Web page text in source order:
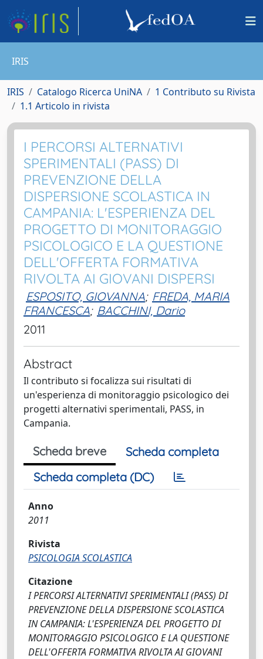
IRIS
IRIS Catalogo Ricerca UniNA
1 Contributo su Rivista
1.1 Articolo in rivista
I PERCORSI ALTERNATIVI
SPERIMENTALI (PASS) DI
PREVENZIONE DELLA
DISPERSIONE SCOLASTICA IN
CAMPANIA: L'ESPERIENZA DEL
PROGETTO DI MONITORAGGIO
PSICOLOGICO E LA QUESTIONE
DELL'OFFERTA FORMATIVA
RIVOLTA AI GIOVANI DISPERSI
ESPOSITO, GIOVANNA; FREDA, MARIA
FRANCESCA; BACCHINI, Dario
2011
Abstract
Il contributo si focalizza sui risultati di
un'esperienza di monitoraggio psicologico dei
progetti alternativi sperimentali, PASS, in
Campania.
Scheda breve
Scheda completa
Scheda completa (DC)
Anno
2011
Rivista
PSICOLOGIA SCOLASTICA
Citazione
I PERCORSI ALTERNATIVI SPERIMENTALI (PASS) DI
PREVENZIONE DELLA DISPERSIONE SCOLASTICA
IN CAMPANIA: L'ESPERIENZA DEL PROGETTO DI
MONITORAGGIO PSICOLOGICO E LA QUESTIONE
DELL'OFFERTA FORMATIVA RIVOLTA AI GIOVANI